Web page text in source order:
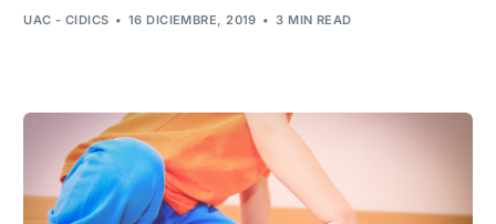
UAC - CIDICS 16 DICIEMBRE, 2019 3 MIN READ